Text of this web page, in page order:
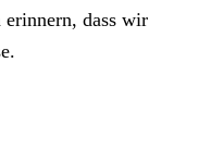
erinnern, dass wir